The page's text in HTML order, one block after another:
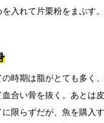
入れて片栗粉をまぶす
時期は脂がとても多く
血合い骨を抜く。あとは
限らずだが、魚を購入